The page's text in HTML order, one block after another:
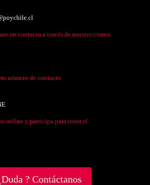
en contacto a través de nuestro correo
número de contacto
online y participa para tener el
? Contáctanos